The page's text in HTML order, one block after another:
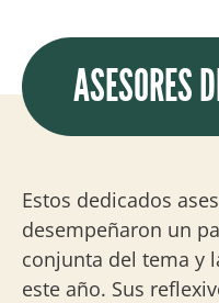
ASESORES
Estos dedicados
desempeñaron un
conjunta del tema y
este año. Sus